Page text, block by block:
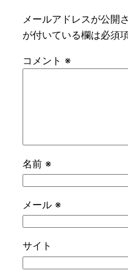
メールアドレスが公開
が付いている欄は必須
コメント ※
名前 ※
メール ※
サイト